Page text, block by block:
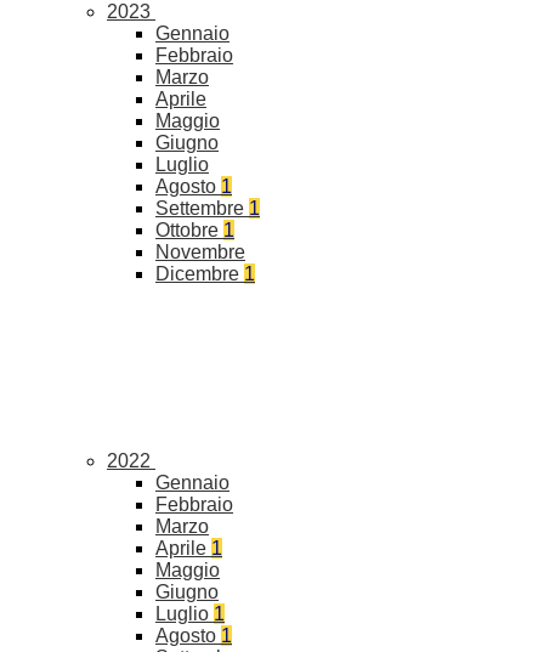
2023
Gennaio
Febbraio
Marzo
Aprile
Maggio
Giugno
Luglio
Agosto 1
Settembre 1
Ottobre 1
Novembre
Dicembre 1
2022
Gennaio
Febbraio
Marzo
Aprile 1
Maggio
Giugno
Luglio 1
Agosto 1